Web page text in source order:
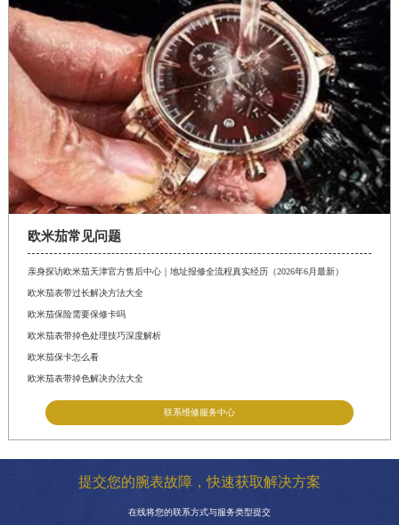
欧米茄常见问题
亲身探访欧米茄天津官方售后中心｜地址报修全流程真实经历（2026年6月最新）
欧米茄表带过长解决方法大全
欧米茄保险需要保修卡吗
欧米茄表带掉色处理技巧深度解析
欧米茄保卡怎么看
欧米茄表带掉色解决办法大全
联系维修服务中心
提交您的腕表故障，快速获取解决方案
在线将您的联系方式与服务类型提交